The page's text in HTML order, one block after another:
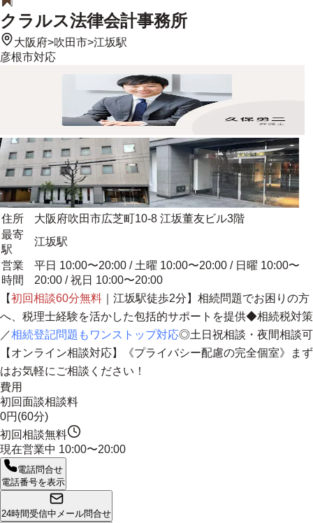
クラルス法律会計事務所
大阪府>吹田市>江坂駅
彦根市対応
住所
大阪府吹田市広芝町10-8 江坂董友ビル3階
最寄
駅
江坂駅
営業
時間
平日 10:00〜20:00 / 土曜 10:00〜20:00 / 日曜 10:00〜
20:00 / 祝日 10:00〜20:00
【初回相談60分無料 ｜江坂駅徒歩2分】相続問題でお困りの方
へ、 税理士経験を活かした包括的サポートを提供◆相続税対策
／相続登記問題もワンストップ対応◎土日祝相談・夜間相談可
【オンライン相談対応】《プライバシー配慮の完全個室》まず
はお気軽にご相談ください！
費用
初回面談相談料
0円(60分)
初回相談無料
現在営業中 10:00〜20:00
電話問合せ
電話番号を表示
24時間受信中 メール問合せ